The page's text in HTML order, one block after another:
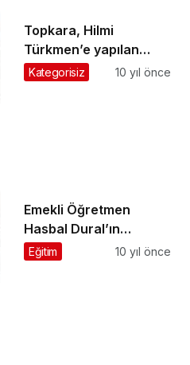
Topkara, Hilmi
Türkmen’e yapılan
sözlü saldırıyı kınadı
Kategorisiz 10 yıl önce
Emekli Öğretmen
Hasbal Dural’ın
cenazesi Geyikli’de
Eğitim 10 yıl önce